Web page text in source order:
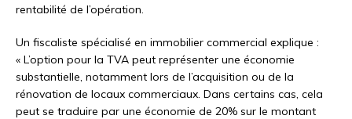
rentabilité de l’opération.
Un fiscaliste spécialisé en immobilier commercial explique :
« L’option pour la TVA peut représenter une économie
substantielle, notamment lors de l’acquisition ou de la
rénovation de locaux commerciaux. Dans certains cas, cela
peut se traduire par une économie de 20% sur le montant